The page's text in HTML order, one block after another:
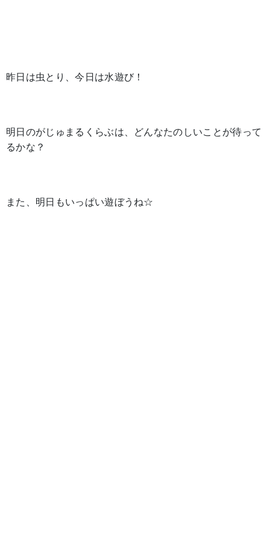
昨日は虫とり、今日は水遊び！
明日のがじゅまるくらぶは、どんなたのしいことが待って
るかな？
また、明日もいっぱい遊ぼうね☆